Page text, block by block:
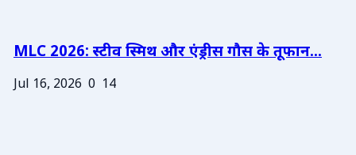
MLC 2026: स्टीव स्मिथ और एंड्रीस गौस के तूफान...
Jul 16, 2026 0 14